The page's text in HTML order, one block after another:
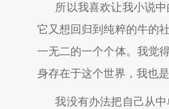
所以我喜欢让我小说
它又想回归到纯粹的牛的
一无二的一个个体。我觉
身存在于这个世界，我也
我没有办法把自己从